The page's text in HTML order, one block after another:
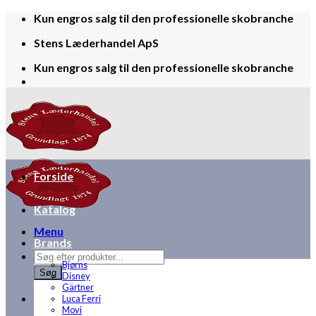
Skip
content
Kun engros salg til den professionelle skobranche
Stens Læderhandel ApS
Kun engros salg til den professionelle skobranche
Menu
Products
search
Søg
Forside
Katalog
Brands
Bjørns
Disney
Gärtner
Luca Ferri
Movi